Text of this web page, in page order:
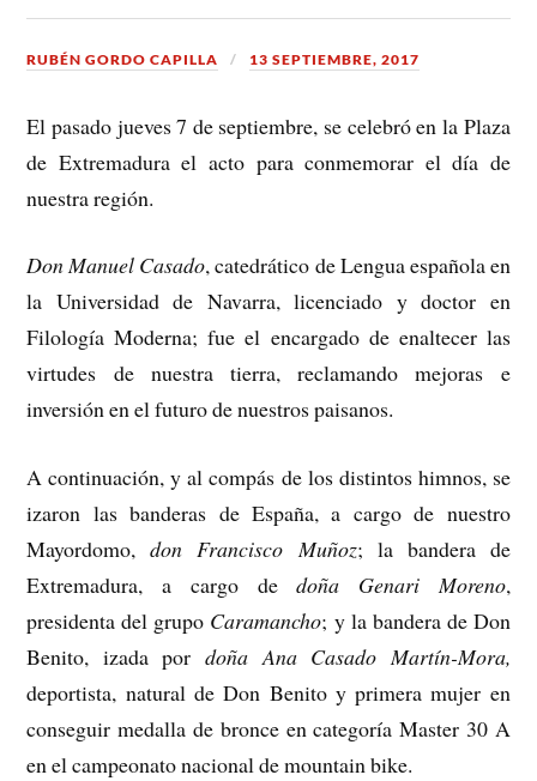
RUBÉN GORDO CAPILLA 13 SEPTIEMBRE, 2017
El pasado jueves 7 de septiembre, se celebró en la Plaza
de Extremadura el acto para conmemorar el día de
nuestra región.
Don Manuel Casado, catedrático de Lengua española en
la Universidad de Navarra, licenciado y doctor en
Filología Moderna; fue el encargado de enaltecer las
virtudes de nuestra tierra, reclamando mejoras e
inversión en el futuro de nuestros paisanos.
A continuación, y al compás de los distintos himnos, se
izaron las banderas de España, a cargo de nuestro
Mayordomo,don Francisco Muñoz; la bandera de
Extremadura, a cargo dedoña Genari Moreno,
presidenta del grupo Caramancho; y la bandera de Don
Benito, izada por doña Ana Casado Martín-Mora,
deportista, natural de Don Benito y primera mujer en
conseguir medalla de bronce en categoría Master 30 A
en el campeonato nacional de mountain bike.